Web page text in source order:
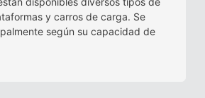
y carros de carga. Se
según su capacidad de